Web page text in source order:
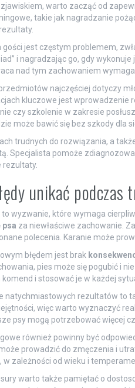
warto zacząć od
takie jak nagradzanie
gości jest częstym problemem,
i nagradzając go, gdy
nad tym zachowaniem
najczęściej dotyczy
kluczowe jest wprowadzenie
czy szkolenie w zakresie
może bawić się bez szkody dla
trudnych do rozwiązania, a
Specjalista pomoże
rezultaty.
unikać podczas
wyzwanie, które wymaga
psa za niewłaściwe zachowanie.
polecenia. Karanie może
błędem jest brak
pies może się pogubić i
i stosować je w każdej
natychmiastowych rezultatów to
więc warto wyznaczyć
psy mogą potrzebować więcej
również powinny być
prowadzić do zmęczenia i
w zależności od wieku i
warto także pamiętać o